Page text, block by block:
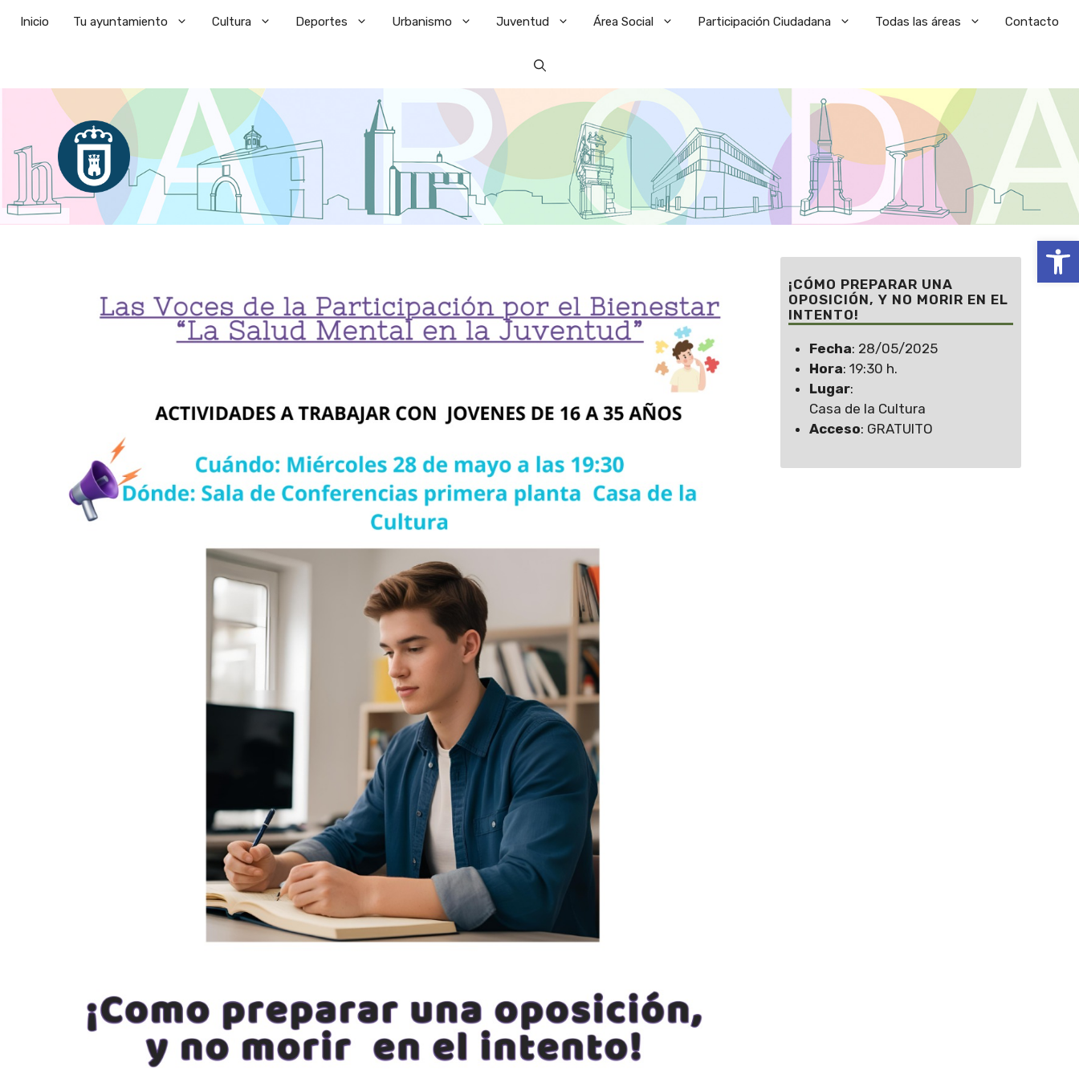
Abrir
Inicio Tu ayuntamiento Cultura Deportes Urbanismo Juventud Área Social Participación Ciudadana Todas las áreas Contacto
¡CÓMO PREPARAR UNA
OPOSICIÓN, Y NO MORIR EN EL
INTENTO!
Fecha: 28/05/2025
Hora: 19:30 h.
Lugar:
Casa de la Cultura
Acceso: GRATUITO